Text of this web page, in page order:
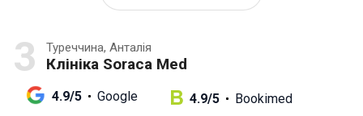
3 Туреччина, Анталія
Клініка Soraca Med
4.9/5 Google 4.9/5 Bookimed